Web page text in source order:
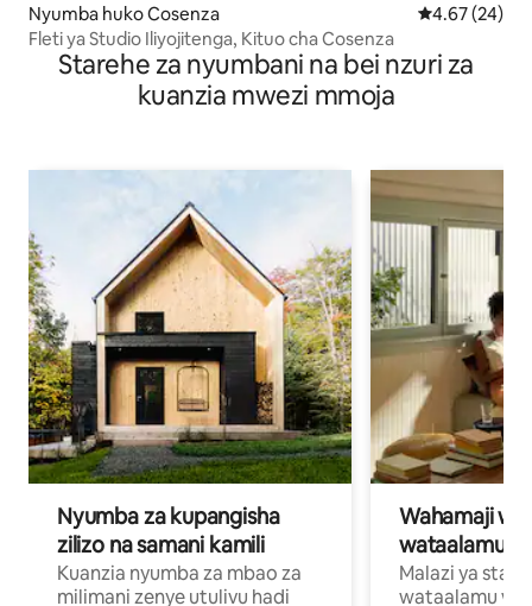
Nyumba huko Cosenza Ukadiriaji wa
4.67 (24)
Fleti ya Studio Iliyojitenga, Kituo cha Cosenza
Starehe za nyumbani na bei nzuri za
kuanzia mwezi mmoja
Nyumba za kupangisha
zilizo na samani kamili
Kuanzia nyumba za mbao za
milimani zenye utulivu hadi
Wahamaji
wataalamu
Malazi ya
wataalamu